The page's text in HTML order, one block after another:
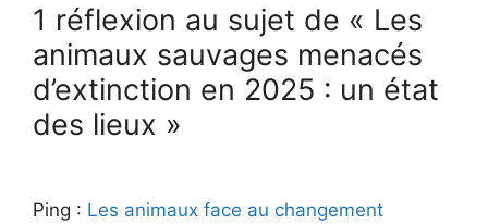
1 réflexion au sujet de « Les
animaux sauvages menacés
d’extinction en 2025 : un état
des lieux »
Ping : Les animaux face au changement